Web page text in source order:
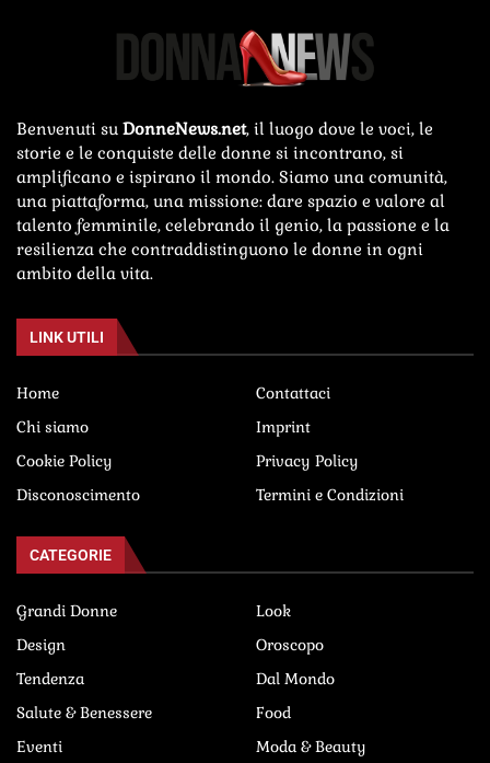
Benvenuti su DonneNews.net, il luogo dove le voci, le
storie e le conquiste delle donne si incontrano, si
amplificano e ispirano il mondo. Siamo una comunità,
una piattaforma, una missione: dare spazio e valore al
talento femminile, celebrando il genio, la passione e la
resilienza che contraddistinguono le donne in ogni
ambito della vita.
LINK UTILI
Home
Contattaci
Chi siamo
Imprint
Cookie Policy
Privacy Policy
Disconoscimento
Termini e Condizioni
CATEGORIE
Grandi Donne
Look
Design
Oroscopo
Tendenza
Dal Mondo
Salute & Benessere
Food
Eventi
Moda & Beauty